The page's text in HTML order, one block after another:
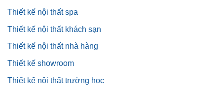
Thiết kế nội thất spa
Thiết kế nội thất khách sạn
Thiết kế nội thất nhà hàng
Thiết kế showroom
Thiết kế nội thất trường học